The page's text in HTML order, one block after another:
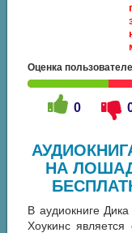
Оценка
0
НА
В аудиокниге
Хоукинс является